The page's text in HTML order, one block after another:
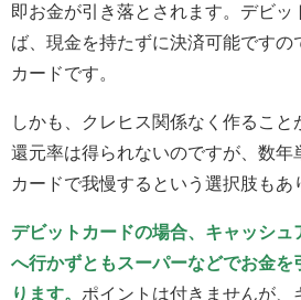
即お金が引き落とされます。デビッ
ば、現金を持たずに決済可能ですの
カードです。
しかも、クレヒス関係なく作ること
還元率は得られないのですが、数年
カードで我慢するという選択肢もあ
デビットカードの場合、キャッシュ
へ行かずともスーパーなどでお金を
ります。 ポイントは付きませんが、